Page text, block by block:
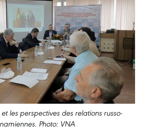
les perspectives des relations russo-
Photo: VNA